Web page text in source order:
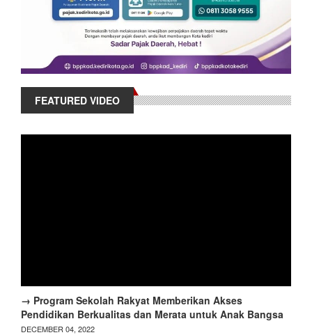
FEATURED VIDEO
→ Program Sekolah Rakyat Memberikan Akses
Pendidikan Berkualitas dan Merata untuk Anak Bangsa
DECEMBER 04, 2022